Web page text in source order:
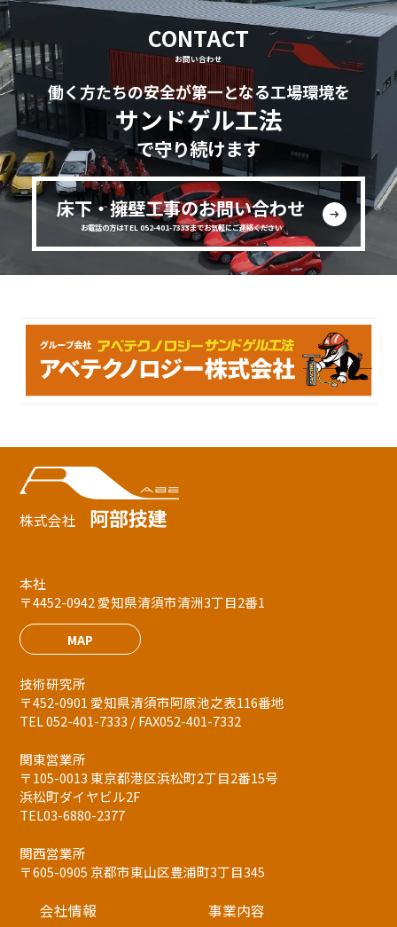
CONTACT
お問い合わせ
働く方たちの安全が第一となる工場環境を
サンドゲル工法
で守り続けます
床下・擁壁工事のお問い合わせ
お電話の方はTEL 052-401-7333までお気軽にご連絡ください
株式会社 阿部技建
本社
〒4452-0942 愛知県清須市清洲3丁目2番1
MAP
技術研究所
〒452-0901 愛知県清須市阿原池之表116番地
TEL 052-401-7333 / FAX052-401-7332
関東営業所
〒105-0013 東京都港区浜松町2丁目2番15号
浜松町ダイヤビル2F
TEL03-6880-2377
関西営業所
〒605-0905 京都市東山区豊浦町3丁目345
会社情報 事業内容